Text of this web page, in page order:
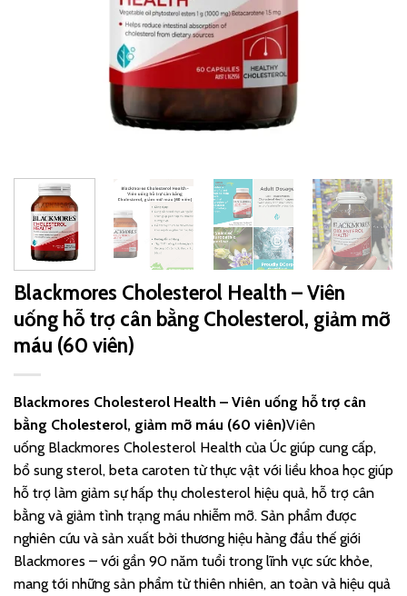
Blackmores Cholesterol Health – Viên
uống hỗ trợ cân bằng Cholesterol, giảm mỡ
máu (60 viên)
Blackmores Cholesterol Health – Viên uống hỗ trợ cân
bằng Cholesterol, giảm mỡ máu (60 viên)Viên
uống Blackmores Cholesterol Health của Úc giúp cung cấp,
bổ sung sterol, beta caroten từ thực vật với liều khoa học giúp
hỗ trợ làm giảm sự hấp thụ cholesterol hiệu quả, hỗ trợ cân
bằng và giảm tình trạng máu nhiễm mỡ. Sản phẩm được
nghiên cứu và sản xuất bởi thương hiệu hàng đầu thế giới
Blackmores – với gần 90 năm tuổi trong lĩnh vực sức khỏe,
mang tới những sản phẩm từ thiên nhiên, an toàn và hiệu quả